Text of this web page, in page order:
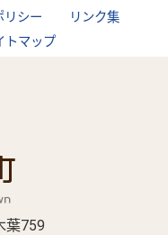
リシー
リンク集
トマップ
葉759